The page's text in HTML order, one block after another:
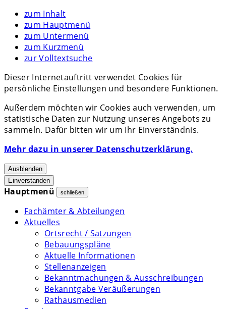
zum Inhalt
zum Hauptmenü
zum Untermenü
zum Kurzmenü
zur Volltextsuche
Dieser Internetauftritt verwendet Cookies für
persönliche Einstellungen und besondere Funktionen.
Außerdem möchten wir Cookies auch verwenden, um
statistische Daten zur Nutzung unseres Angebots zu
sammeln. Dafür bitten wir um Ihr Einverständnis.
Mehr dazu in unserer Datenschutzerklärung.
Ausblenden
Einverstanden
Hauptmenü schließen
Fachämter & Abteilungen
Aktuelles
Ortsrecht / Satzungen
Bebauungspläne
Aktuelle Informationen
Stellenanzeigen
Bekanntmachungen & Ausschreibungen
Bekanntgabe Veräußerungen
Rathausmedien